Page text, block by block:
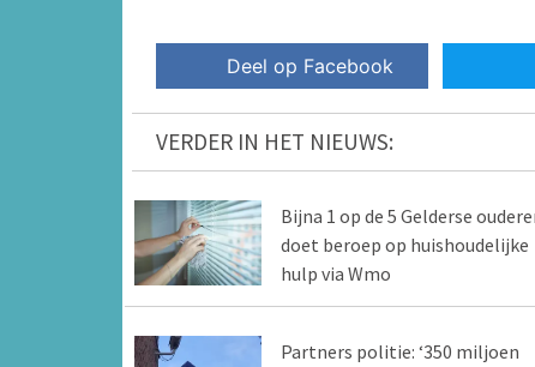
Deel op Facebook
VERDER IN HET NIEUWS:
Bijna 1 op de 5 Gelderse
doet beroep op huishoudelijke
hulp via Wmo
Partners politie: ‘350 miljoen